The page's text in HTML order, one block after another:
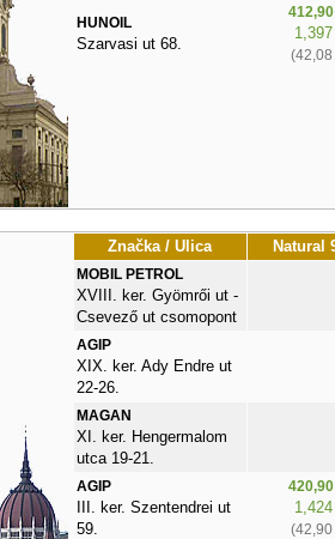
HUNOIL
Szarvasi ut 68.
412,90
(42,08
Značka / Ulica Natural
MOBIL PETROL
XVIII. ker. Gyömrői ut -
Csevező ut csomopont
AGIP
XIX. ker. Ady Endre ut
22-26.
MAGAN
XI. ker. Hengermalom
utca 19-21.
AGIP
III. ker. Szentendrei ut
59.
420,90
(42,90